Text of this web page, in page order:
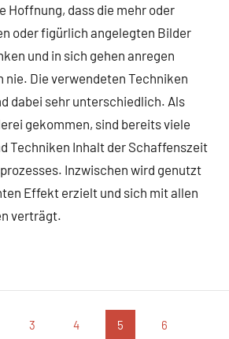
Hoffnung, dass die mehr oder
oder figürlich angelegten Bilder
und in sich gehen anregen
Die verwendeten Techniken
dabei sehr unterschiedlich. Als
gekommen, sind bereits viele
Techniken Inhalt der Schaffenszeit
Inzwischen wird genutzt
Effekt erzielt und sich mit allen
verträgt.
3 4 5 6